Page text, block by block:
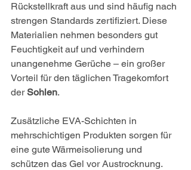
Rückstellkraft aus und sind häufig nach
strengen Standards zertifiziert. Diese
Materialien nehmen besonders gut
Feuchtigkeit auf und verhindern
unangenehme Gerüche – ein großer
Vorteil für den täglichen Tragekomfort
der Sohlen.
Zusätzliche EVA-Schichten in
mehrschichtigen Produkten sorgen für
eine gute Wärmeisolierung und
schützen das Gel vor Austrocknung.